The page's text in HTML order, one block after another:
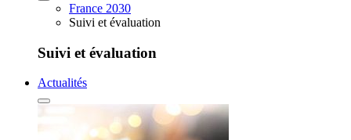
France 2030
Suivi et évaluation
Suivi et évaluation
Actualités